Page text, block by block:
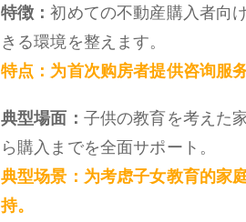
特徴：初めての不動産購入者向
きる環境を整えます。
特点：为首次购房者提供咨询服
典型場面： 子供の教育を考えた
ら購入までを全面サポート。
典型场景： 为考虑子女教育的家
持。